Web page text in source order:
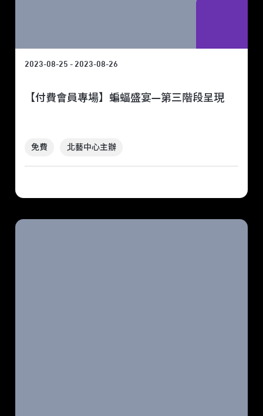
2023-08-25 - 2023-08-26
【付費會員專場】蝙蝠盛宴—第三階段呈現
免費 北藝中心主辦